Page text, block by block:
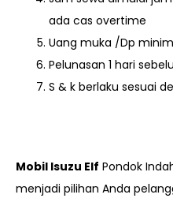
ada cas overtime
Uang muka /Dp
Pelunasan 1 hari
S & k berlaku sesuai
Mobil Isuzu Elf Pondok
menjadi pilihan Anda